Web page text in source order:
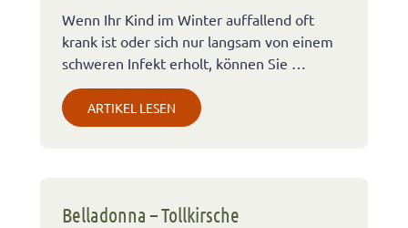
Wenn Ihr Kind im Winter auffallend oft
krank ist oder sich nur langsam von einem
schweren Infekt erholt, können Sie …
ARTIKEL LESEN
Belladonna – Tollkirsche